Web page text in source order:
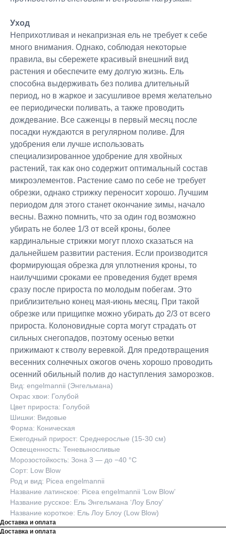
Уход
Неприхотливая и некапризная ель не требует к себе
много внимания. Однако, соблюдая некоторые
правила, вы сбережете красивый внешний вид
растения и обеспечите ему долгую жизнь. Ель
способна выдерживать без полива длительный
период, но в жаркое и засушливое время желательно
ее периодически поливать, а также проводить
дождевание. Все саженцы в первый месяц после
посадки нуждаются в регулярном поливе. Для
удобрения ели лучше использовать
специализированное удобрение для хвойных
растений, так как оно содержит оптимальный состав
микроэлементов. Растение само по себе не требует
обрезки, однако стрижку переносит хорошо. Лучшим
периодом для этого станет окончание зимы, начало
весны. Важно помнить, что за один год возможно
убирать не более 1/3 от всей кроны, более
кардинальные стрижки могут плохо сказаться на
дальнейшем развитии растения. Если производится
формирующая обрезка для уплотнения кроны, то
наилучшими сроками ее проведения будет время
сразу после прироста по молодым побегам. Это
приблизительно конец мая-июнь месяц. При такой
обрезке или прищипке можно убирать до 2/3 от всего
прироста. Колоновидные сорта могут страдать от
сильных снегопадов, поэтому осенью ветки
прижимают к стволу веревкой. Для предотвращения
весенних солнечных ожогов очень хорошо проводить
осенний обильный полив до наступления заморозков.
Вид: engelmannii (Энгельмана)
Окрас хвои: Голубой
Цвет прироста: Голубой
Шишки: Видовые
Форма: Коническая
Ежегодный прирост: Среднерослые (15-30 см)
Освещенность: Теневыносливые
Морозостойкость: Зона 3 — до −40 °C
Сорт: Low Blow
Род и вид: Picea engelmannii
Название латинское: Picea engelmannii ‘Low Blow’
Название русское: Ель Энгельмана ‘Лоу Блоу’
Название короткое: Ель Лоу Блоу (Low Blow)
Доставка и оплата
Доставка и оплата